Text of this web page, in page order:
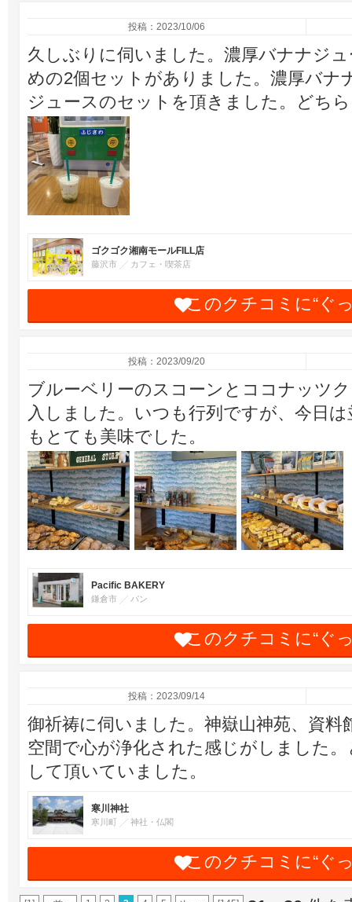
投稿：2023/10/06
久しぶりに伺いました。濃厚バナナジ
めの2個セットがありました。濃厚バナ
ジュースのセットを頂きました。どち
ゴクゴク湘南モールFILL店
藤沢市 カフェ・喫茶店
このクチコミに“ぐ
投稿：2023/09/20
ブルーベリーのスコーンとココナッツ
入しました。いつも行列ですが、今日
もとても美味でした。
Pacific BAKERY
鎌倉市 パン
このクチコミに“ぐ
投稿：2023/09/14
御祈祷に伺いました。神嶽山神苑、資
空間で心が浄化された感じがしました
して頂いていました。
寒川神社
寒川町 神社・仏閣
このクチコミに“ぐ